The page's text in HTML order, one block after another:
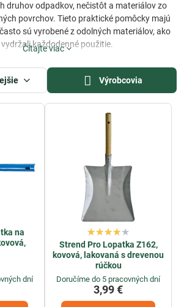
druhov odpadkov, nečistôt a materiálov zo
povrchov. Tieto praktické pomôcky majú
sú vyrobené z odolných materiálov, ako
každodenné použitie.
povrchov, vrátane exteriérových alebo
ako sú chodby, záhrady, alebo parkoviská.
veľkostiach a tvaroch, aby sa prispôsobili
S ich pomocou je upratovanie
čo pomáha udržiavať čistotu a poriadok vo
Čítajte viac
Výrobcovia
na
dní
Strend Pro Lopatka Z162,
kovová, lakovaná s drevenou
rúčkou
Doručíme do 5 pracovných dní
3,99 €